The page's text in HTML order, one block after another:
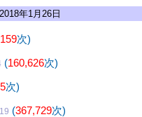
2018年1月26日
次)
(160,626次)
次)
(367,729次)